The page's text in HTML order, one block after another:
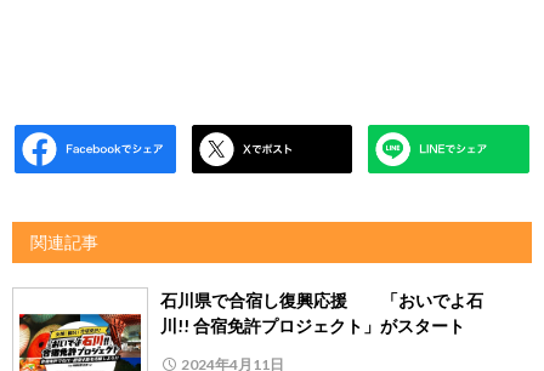
関連記事
石川県で合宿し復興応援 「おいでよ石
川!! 合宿免許プロジェクト」がスタート
2024年4月11日